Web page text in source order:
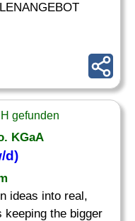
gefunden
KGaA
d)
ideas into real,
keeping the bigger